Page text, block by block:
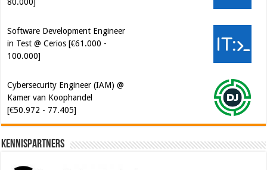
Software Development Engineer
in Test @ Cerios [€61.000 -
100.000]
Cybersecurity Engineer (IAM) @
Kamer van Koophandel
[€50.972 - 77.405]
Kennispartners